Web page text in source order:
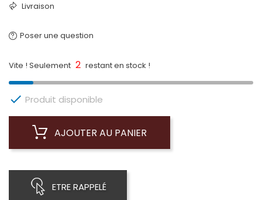
Livraison
Poser une question
Vite ! Seulement 2 restant en stock !
 Produit disponible
AJOUTER AU PANIER
ETRE RAPPELÉ